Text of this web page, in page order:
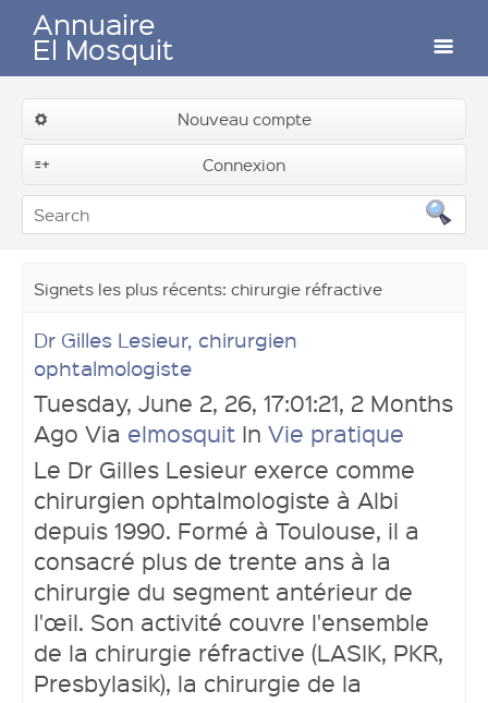
Annuaire
El Mosquit
Auteurs
Nouveau compte
Connexion
Ouvrir un compte
Connexion
Soumettre un lien
Signets les plus récents: chirurgie réfractive
Dr Gilles Lesieur, chirurgien
ophtalmologiste
Tuesday, June 2, 26, 17:01:21, 2 Months
Ago Via elmosquit In Vie pratique
Le Dr Gilles Lesieur exerce comme
chirurgien ophtalmologiste à Albi
depuis 1990. Formé à Toulouse, il a
consacré plus de trente ans à la
chirurgie du segment antérieur de
l'œil. Son activité couvre l'ensemble
de la chirurgie réfractive (LASIK, PKR,
Presbylasik), la chirurgie de la